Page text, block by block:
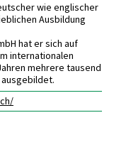
wie englischer
Ausbildung
hat er sich auf
internationalen
mehrere tausend